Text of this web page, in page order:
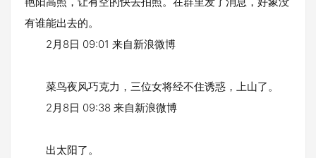
有谁能出去的。
2月8日 09:01 来自新浪微博
菜鸟夜风巧克力，三位女将经不住诱惑，上山了。
2月8日 09:38 来自新浪微博
出太阳了。